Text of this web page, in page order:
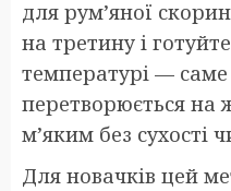
для рум’яної
на третину і
температурі —
перетворюється на
м’яким без сухості
Для новачків цей